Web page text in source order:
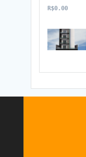
R$0.00